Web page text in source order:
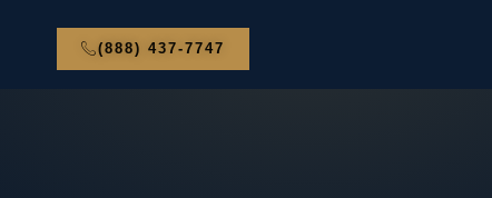
(888) 437-7747